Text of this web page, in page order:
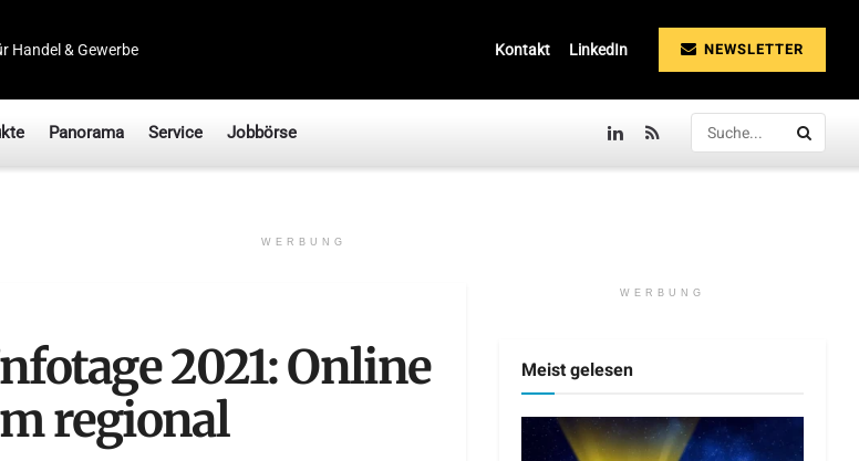
Handel & Gewerbe Kontakt LinkedIn NEWSLETTER
Panorama Service Jobbörse
WERBUNG
2021: Online
regional
WERBUNG
Meist gelesen